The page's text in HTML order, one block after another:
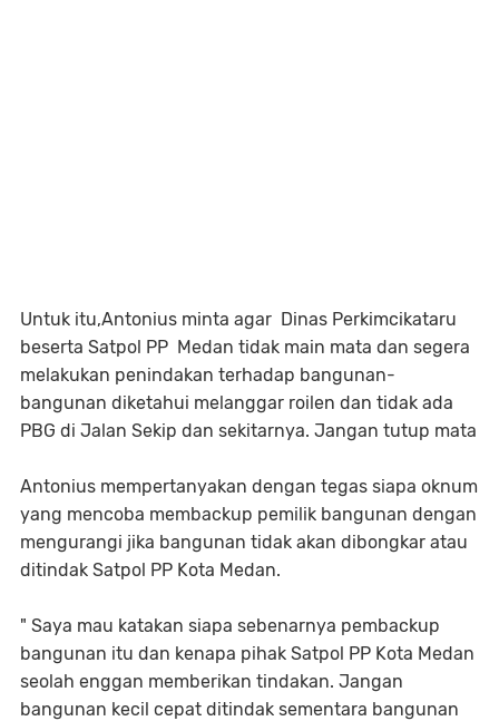
Untuk itu,Antonius minta agar Dinas Perkimcikataru
beserta Satpol PP Medan tidak main mata dan segera
melakukan penindakan terhadap bangunan-
bangunan diketahui melanggar roilen dan tidak ada
PBG di Jalan Sekip dan sekitarnya. Jangan tutup mata
Antonius mempertanyakan dengan tegas siapa oknum
yang mencoba membackup pemilik bangunan dengan
mengurangi jika bangunan tidak akan dibongkar atau
ditindak Satpol PP Kota Medan.
" Saya mau katakan siapa sebenarnya pembackup
bangunan itu dan kenapa pihak Satpol PP Kota Medan
seolah enggan memberikan tindakan. Jangan
bangunan kecil cepat ditindak sementara bangunan